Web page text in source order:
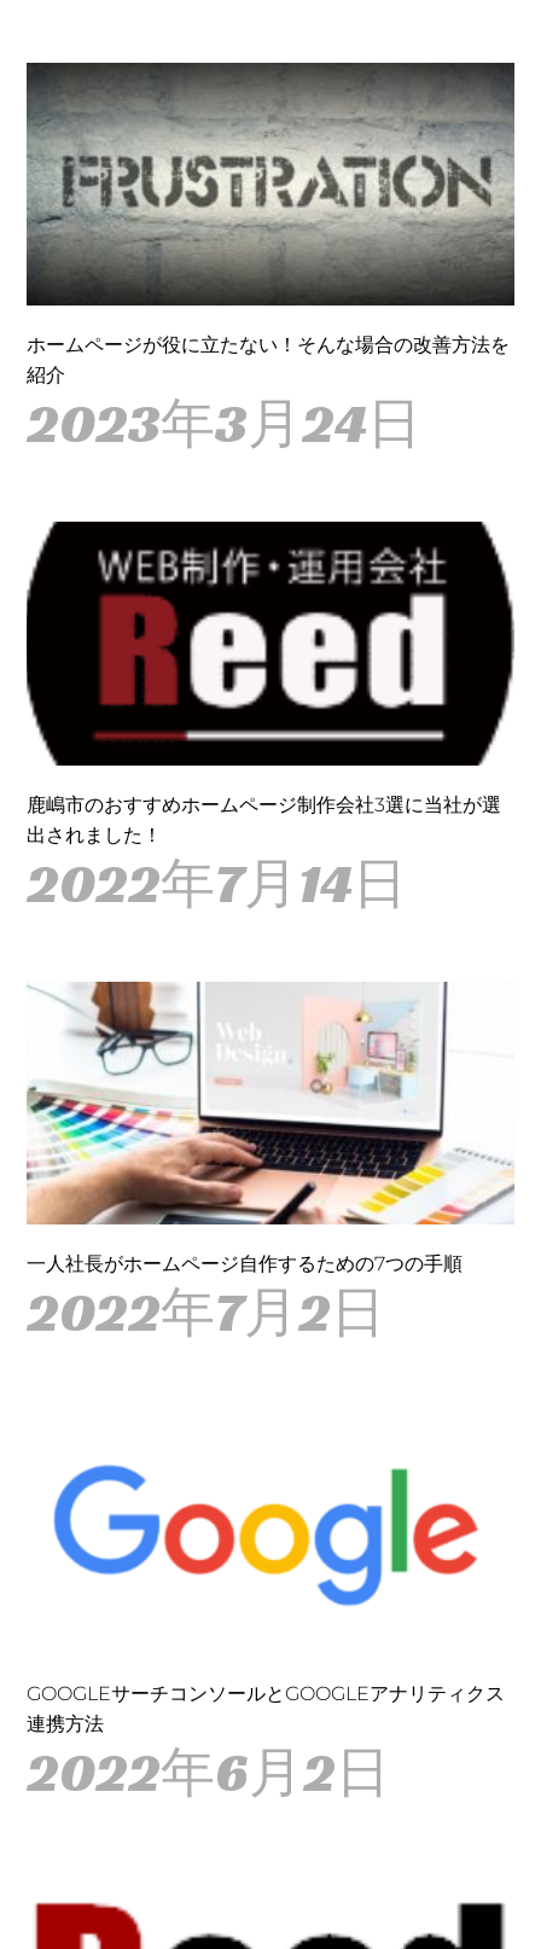
ホームページが役に立たない！そんな場合の改善方法を
紹介
2023年3月24日
鹿嶋市のおすすめホームページ制作会社3選に当社が選
出されました！
2022年7月14日
一人社長がホームページ自作するための7つの手順
2022年7月2日
GOOGLEサーチコンソールとGOOGLEアナリティクス
連携方法
2022年6月2日